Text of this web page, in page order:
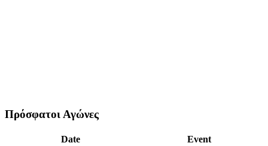
Πρόσφατοι Αγώνες
Date
Event